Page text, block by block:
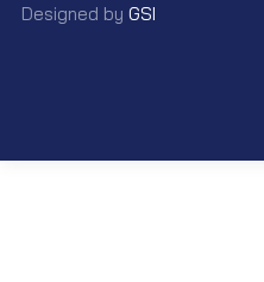
Designed by GSI